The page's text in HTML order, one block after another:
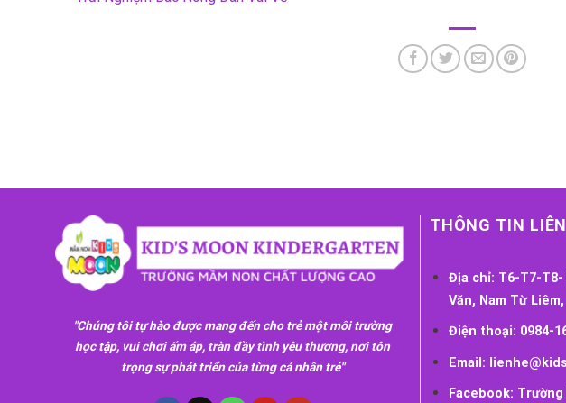
"Chúng tôi tự hào được mang đến cho trẻ một môi trường
học tập, vui chơi ấm áp, tràn đầy tình yêu thương, nơi tôn
trọng sự phát triển của từng cá nhân trẻ"
THÔNG TIN
Địa chỉ: T6-T7-
Văn, Nam Từ Liêm,
Điện thoại: 0984-
Email:
Facebook: Trường